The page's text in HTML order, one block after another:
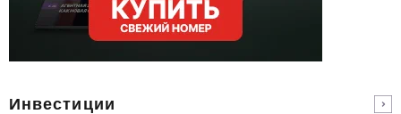
Инвестиции